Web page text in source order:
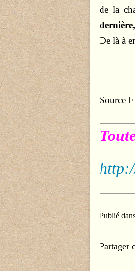
de la
De là à
Source
Publié dans
Partager